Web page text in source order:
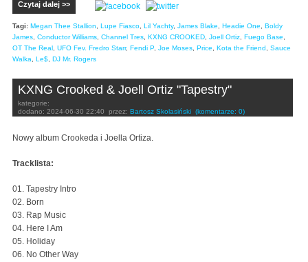
Czytaj dalej >>
Tagi: Megan Thee Stallion Lupe Fiasco Lil Yachty, James Blake Headie One
Boldy
James Conductor Williams Channel Tres KXNG CROOKED Joell Ortiz Fuego Base
OT The Real UFO Fev. Fredro Starr, Fendi P, Joe Moses Price Kota the Friend
Sauce
Walka
Le$ DJ Mr. Rogers
KXNG Crooked & Joell Ortiz "Tapestry"
kategorie:
dodano: 2024-06-30 22:40 przez: Bartosz Skolasiński (komentarze: 0)
Nowy album Crookeda i Joella Ortiza.
Tracklista:
01. Tapestry Intro
02. Born
03. Rap Music
04. Here I Am
05. Holiday
06. No Other Way